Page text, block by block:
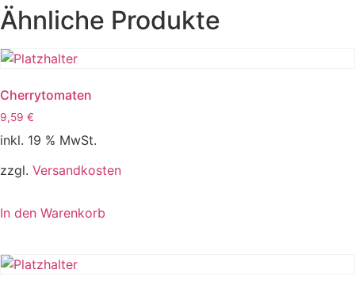
Ähnliche Produkte
Cherrytomaten
9,59 €
inkl. 19 % MwSt.
zzgl. Versandkosten
In den Warenkorb